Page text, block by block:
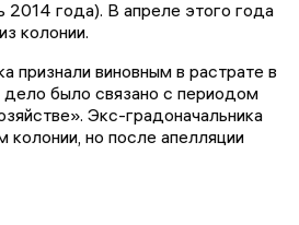
года). В апреле этого года
колонии.
признали виновным в растрате в
дело было связано с периодом
Экс-градоначальника
колонии, но после апелляции